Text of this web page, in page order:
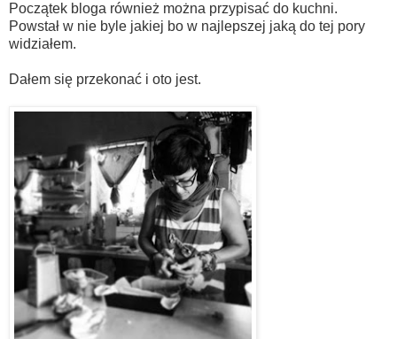
Początek bloga również można przypisać do kuchni.
Powstał w nie byle jakiej bo w najlepszej jaką do tej pory
widziałem.
Dałem się przekonać i oto jest.